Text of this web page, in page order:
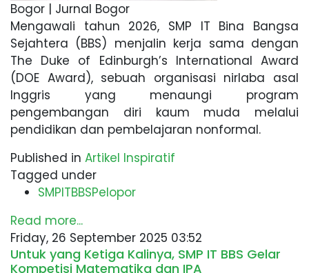
Bogor | Jurnal Bogor
Mengawali tahun 2026, SMP IT Bina Bangsa
Sejahtera (BBS) menjalin kerja sama dengan
The Duke of Edinburgh’s International Award
(DOE Award), sebuah organisasi nirlaba asal
Inggris yang menaungi program
pengembangan diri kaum muda melalui
pendidikan dan pembelajaran nonformal.
Published in Artikel Inspiratif
Tagged under
SMPITBBSPelopor
Read more...
Friday, 26 September 2025 03:52
Untuk yang Ketiga Kalinya, SMP IT BBS Gelar
Kompetisi Matematika dan IPA